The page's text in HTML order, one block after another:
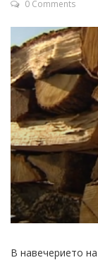
0 Comments
В навечерието